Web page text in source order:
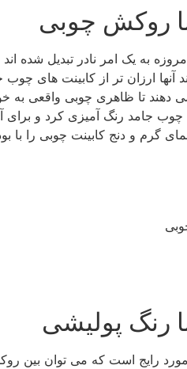
روکش چوبی
به یک امر نادر تبدیل شده
ارزان تر از کابینت های
تا ظاهری چوبی واقعی به
جامد رنگ آمیزی کرد و برای آب
گرم و دنج کابینت چوبی را با
رنگ پولیشی
مورد رایج است که می توان بین